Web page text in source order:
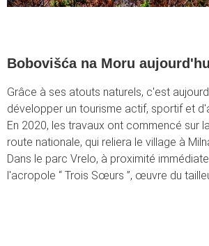
Bobovišća na Moru
Grâce à ses atouts naturels, c'est
développer un tourisme actif, sportif et
En 2020, les travaux ont commencé sur
route nationale, qui reliera le village à
Dans le parc Vrelo, à proximité
l'acropole “ Trois Sœurs ”, œuvre du